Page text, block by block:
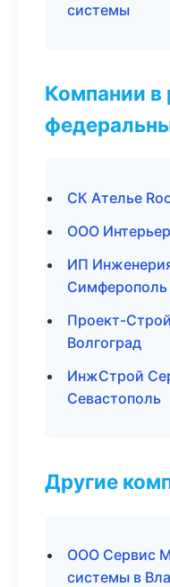
системы
Компании
СК Ателье
ООО
ИП
Симферополь
Проект-
Волгоград
ИнжСтрой
Севастополь
Другие
ООО Сервис
системы в